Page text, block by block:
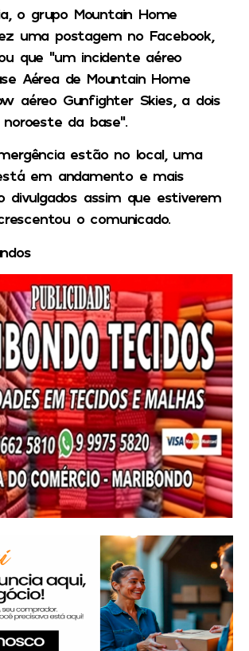
o grupo Mountain Home
uma postagem no Facebook,
que “um incidente aéreo
Aérea de Mountain Home
aéreo Gunfighter Skies, a dois
da base”.
estão no local, uma
em andamento e mais
divulgados assim que estiverem
o comunicado.